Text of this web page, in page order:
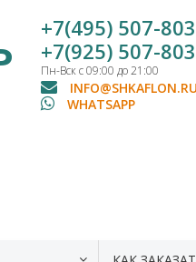
+7(495) 507-
+7(925) 507-
Пн-Вск с 09:00 до 21:00
INFO@SHKAFLON.RU
WHATSAPP